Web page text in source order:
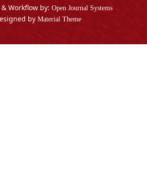
Workflow by: Open Journal Systems
by Material Theme